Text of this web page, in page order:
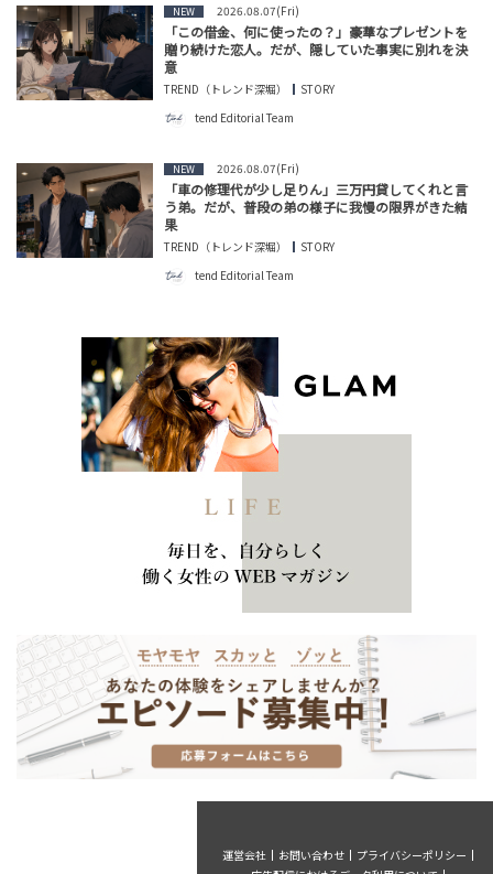
NEW 2026.08.07(Fri)
「この借金、何に使ったの？」豪華なプレゼントを
贈り続けた恋人。だが、隠していた事実に別れを決
意
TREND（トレンド深堀）
STORY
tend Editorial Team
NEW 2026.08.07(Fri)
「車の修理代が少し足りん」三万円貸してくれと言
う弟。だが、普段の弟の様子に我慢の限界がきた結
果
TREND（トレンド深堀）
STORY
tend Editorial Team
運営会社 お問い合わせ
プライバシーポリシー